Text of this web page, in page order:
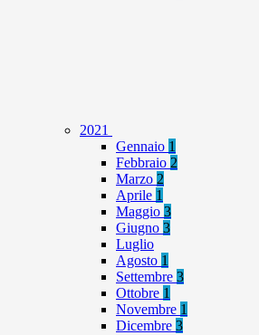
2021
Gennaio 1
Febbraio 2
Marzo 2
Aprile 1
Maggio 3
Giugno 3
Luglio
Agosto 1
Settembre 3
Ottobre 1
Novembre 1
Dicembre 3